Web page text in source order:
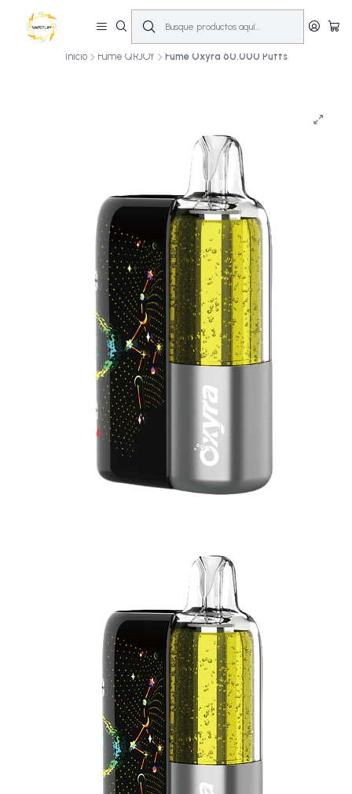
10% OFF primera compra! | Compra antes de las 14:00 y recíbelo el mismo
día en Santiago (Lun–Sáb)🚚💨
Inicio Fume QRJOY Fume Oxyra 60.000 Puffs